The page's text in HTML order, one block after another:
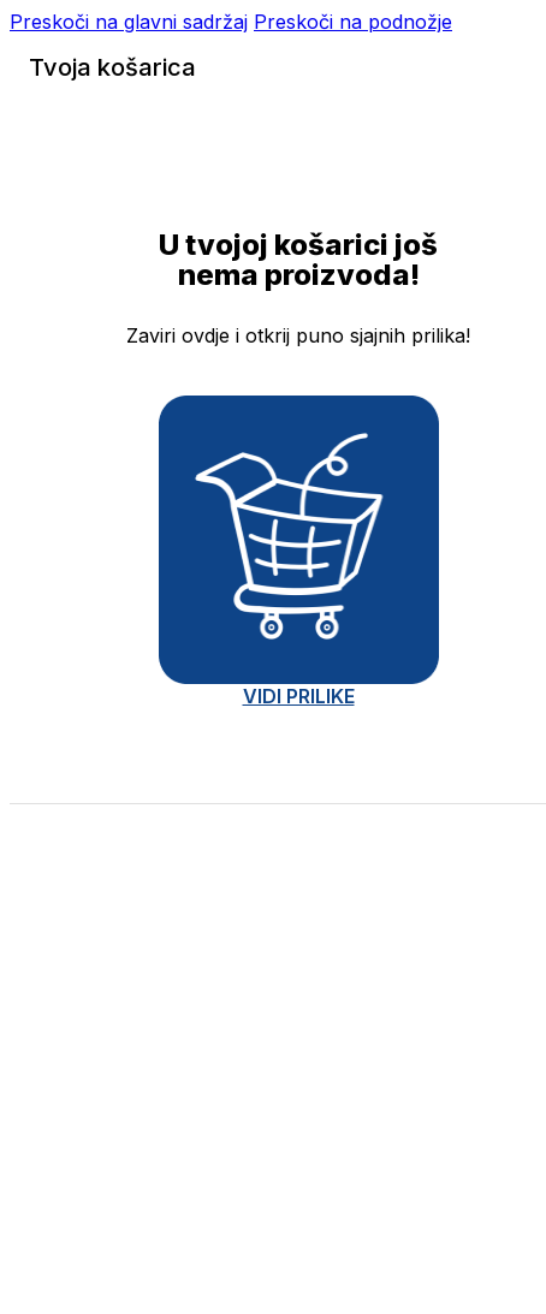
Preskoči na glavni sadržaj Preskoči na podnožje
Tvoja košarica
U tvojoj košarici još
nema proizvoda!
Zaviri ovdje i otkrij puno sjajnih prilika!
VIDI PRILIKE